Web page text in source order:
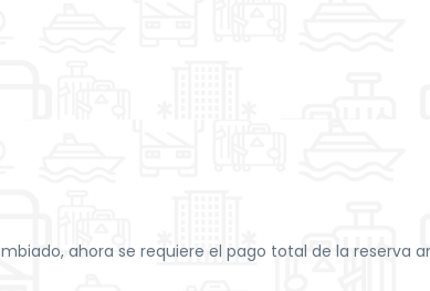
ahora se requiere el pago total de la reserva